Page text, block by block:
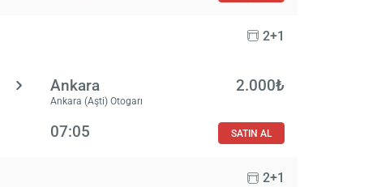
2+1
Ankara
Ankara (Aşti) Otogarı
2.000₺
07:05 SATIN AL
2+1